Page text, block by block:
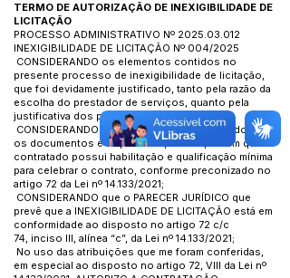
TERMO DE AUTORIZAÇÃO DE INEXIGIBILIDADE DE
LICITAÇÃO
PROCESSO ADMINISTRATIVO Nº 2025.03.012
INEXIGIBILIDADE DE LICITAÇÃO Nº 004/2025
CONSIDERANDO os elementos contidos no
presente processo de inexigibilidade de licitação,
que foi devidamente justificado, tanto pela razão da
escolha do prestador de serviços, quanto pela
justificativa dos preços;
CONSIDERANDO que o processo foi instruído com
os documentos e requisitos que comprovam que o
contratado possui habilitação e qualificação mínima
para celebrar o contrato, conforme preconizado no
artigo 72 da Lei nº 14.133/2021;
CONSIDERANDO que o PARECER JURÍDICO que
prevê que a INEXIGIBILIDADE DE LICITAÇÃO está em
conformidade ao disposto no artigo 72 c/c
74, inciso III, alínea “c”, da Lei nº 14.133/2021;
No uso das atribuições que me foram conferidas,
em especial ao disposto no artigo 72, VIII da Lei nº